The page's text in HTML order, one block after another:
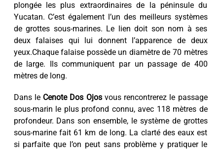
plongée les plus extraordinaires de la péninsule du
Yucatan. C’est également l’un des meilleurs systèmes
de grottes sous-marines. Le lien doit son nom à ses
deux falaises qui lui donnent l’apparence de deux
yeux.Chaque falaise possède un diamètre de 70 mètres
de large. Ils communiquent par un passage de 400
mètres de long.
Dans le Cenote Dos Ojosvous rencontrerez le passage
sous-marin le plus profond connu, avec 118 mètres de
profondeur. Dans son ensemble, le système de grottes
sous-marine fait 61 km de long. La clarté des eaux est
si parfaite que l’on peut sans problème y pratiquer le